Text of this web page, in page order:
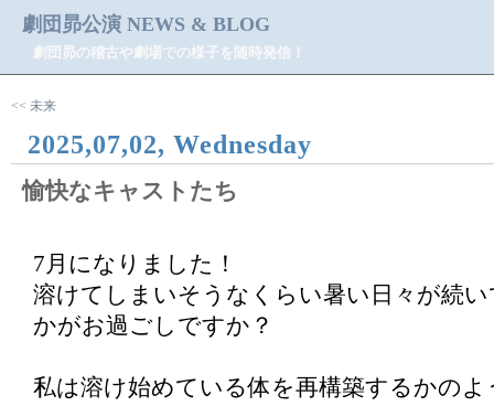
劇団昴公演 NEWS & BLOG
劇団昴の稽古や劇場での様子を随時発信！
<< 未来
2025,07,02, Wednesday
愉快なキャストたち
7月になりました！
溶けてしまいそうなくらい暑い日々が続
かがお過ごしですか？
私は溶け始めている体を再構築するかの